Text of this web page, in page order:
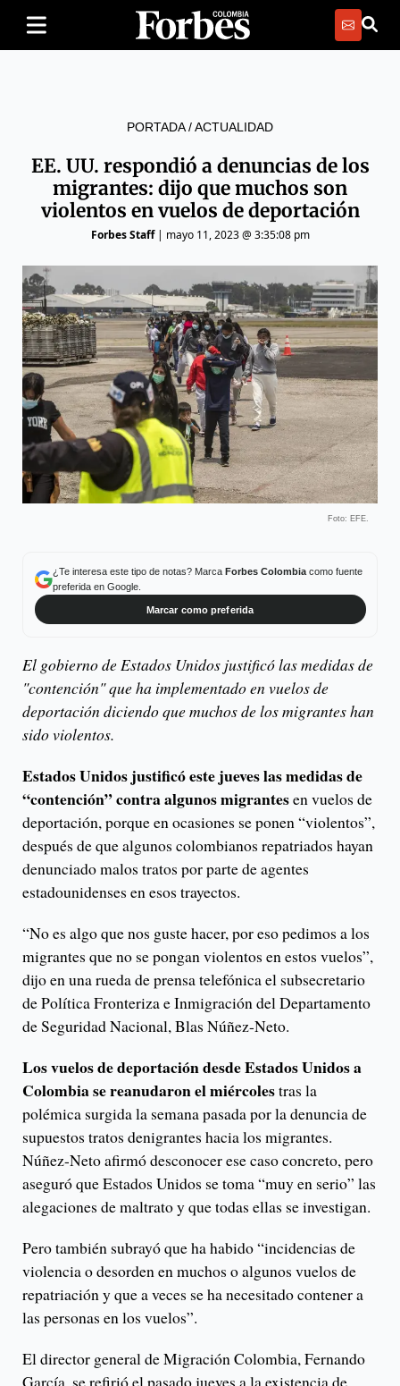
PORTADA/ACTUALIDAD
EE. UU. respondió a denuncias de los
migrantes: dijo que muchos son
violentos en vuelos de deportación
Forbes Staff| mayo 11, 2023 @ 3:35:08 pm
Foto: EFE.
¿Te interesa este tipo de notas? Marca Forbes Colombiacomo fuente
preferida en Google.
Marcar como preferida
El gobierno de Estados Unidos justificó las medidas de
"contención" que ha implementado en vuelos de
deportación diciendo que muchos de los migrantes han
sido violentos.
Estados Unidos justificó este jueves las medidas de
“contención” contra algunos migrantesen vuelos de
deportación, porque en ocasiones se ponen “violentos”,
después de que algunos colombianos repatriados hayan
denunciado malos tratos por parte de agentes
estadounidenses en esos trayectos.
“No es algo que nos guste hacer, por eso pedimos a los
migrantes que no se pongan violentos en estos vuelos”,
dijo en una rueda de prensa telefónica el subsecretario
de Política Fronteriza e Inmigración del Departamento
de Seguridad Nacional, Blas Núñez-Neto.
Los vuelos de deportación desde Estados Unidos a
Colombia se reanudaron el miércolestras la
polémica surgida la semana pasada por la denuncia de
supuestos tratos denigrantes hacia los migrantes.
Núñez-Neto afirmó desconocer ese caso concreto, pero
aseguró que Estados Unidos se toma “muy en serio” las
alegaciones de maltrato y que todas ellas se investigan.
Pero también subrayó que ha habido “incidencias de
violencia o desorden en muchos o algunos vuelos de
repatriación y que a veces se ha necesitado contener a
las personas en los vuelos”.
El director general de Migración Colombia, Fernando
García, se refirió el pasado jueves a la existencia de